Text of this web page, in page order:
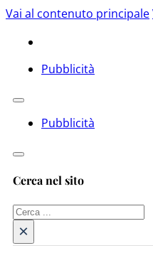
Vai al contenuto principale
Pubblicità
Pubblicità
Cerca nel sito
Cerca
×